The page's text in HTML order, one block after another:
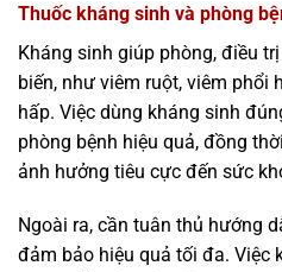
Thuốc kháng sinh và phòng
Kháng sinh giúp phòng, điều
biến, như viêm ruột, viêm phổi
hấp. Việc dùng kháng sinh
phòng bệnh hiệu quả, đồng
ảnh hưởng tiêu cực đến sức
Ngoài ra, cần tuân thủ hướng
đảm bảo hiệu quả tối đa. Việc